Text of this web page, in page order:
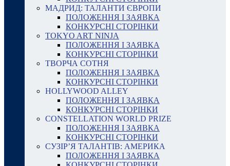
МАДРИД: ТАЛАНТИ ЄВРОПИ
ПОЛОЖЕННЯ І ЗАЯВКА
КОНКУРСНІ СТОРІНКИ
TOKYO ART NINJA
ПОЛОЖЕННЯ І ЗАЯВКА
КОНКУРСНІ СТОРІНКИ
ТВОРЧА СОТНЯ
ПОЛОЖЕННЯ І ЗАЯВКА
КОНКУРСНІ СТОРІНКИ
HOLLYWOOD ALLEY
ПОЛОЖЕННЯ І ЗАЯВКА
КОНКУРСНІ СТОРІНКИ
CONSTELLATION WORLD PRIZE
ПОЛОЖЕННЯ І ЗАЯВКА
КОНКУРСНІ СТОРІНКИ
СУЗІР’Я ТАЛАНТІВ: АМЕРИКА
ПОЛОЖЕННЯ І ЗАЯВКА